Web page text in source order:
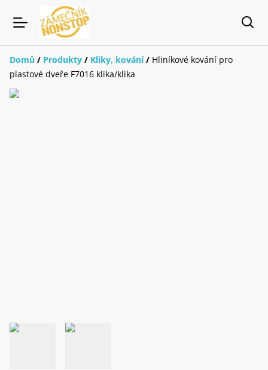
Domů / Produkty / Kliky, kování / Hliníkové kování pro
plastové dveře F7016 klika/klika